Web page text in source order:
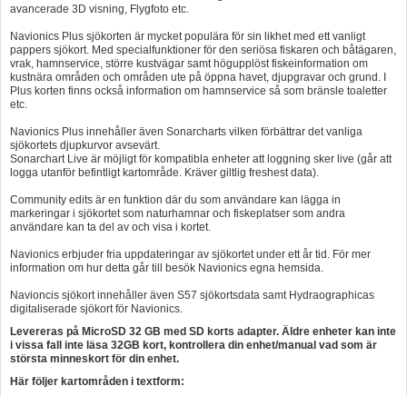
avancerade 3D visning, Flygfoto etc.
Navionics Plus sjökorten är mycket populära för sin likhet med ett vanligt
pappers sjökort. Med specialfunktioner för den seriösa fiskaren och båtägaren,
vrak, hamnservice, större kustvägar samt högupplöst fiskeinformation om
kustnära områden och områden ute på öppna havet, djupgravar och grund. I
Plus korten finns också information om hamnservice så som bränsle toaletter
etc.
Navionics Plus innehåller även Sonarcharts vilken förbättrar det vanliga
sjökortets djupkurvor avsevärt.
Sonarchart Live är möjligt för kompatibla enheter att loggning sker live (går att
logga utanför befintligt kartområde. Kräver giltlig freshest data).
Community edits är en funktion där du som användare kan lägga in
markeringar i sjökortet som naturhamnar och fiskeplatser som andra
användare kan ta del av och visa i kortet.
Navionics erbjuder fria uppdateringar av sjökortet under ett år tid. För mer
information om hur detta går till besök Navionics egna hemsida.
Navioncis sjökort innehåller även S57 sjökortsdata samt Hydraographicas
digitaliserade sjökort för Navionics.
Levereras på MicroSD 32 GB med SD korts adapter. Äldre enheter kan inte
i vissa fall inte läsa 32GB kort, kontrollera din enhet/manual vad som är
största minneskort för din enhet.
Här följer kartområden i textform: